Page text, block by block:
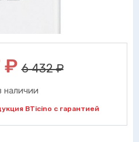
₽ 6 432 ₽
наличии
BTicino с гарантией